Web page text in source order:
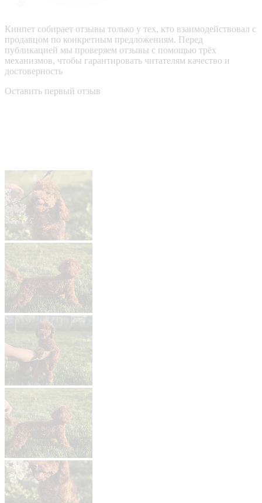
Кинпет собирает отзывы только у тех, кто взаимодействовал с
продавцом по конкретным предложениям. Перед
публикацией мы проверяем отзывы с помощью трёх
механизмов, чтобы гарантировать читателям качество и
достоверность
Оставить первый отзыв